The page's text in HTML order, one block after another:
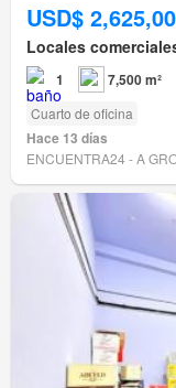
USD$
Locales
1 7,500 m²
Cuarto de oficina
Hace 13 días
ENCUENTRA24 - A